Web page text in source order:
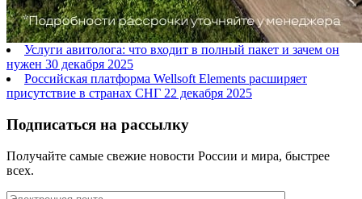
Услуги авитолога: что входит в полный пакет и зачем он
нужен 30 декабря 2025
Российская платформа Wellsoft Elements расширяет
присутствие в странах СНГ 22 декабря 2025
Подписаться на рассылку
Получайте самые свежие новости России и мира, быстрее
всех.